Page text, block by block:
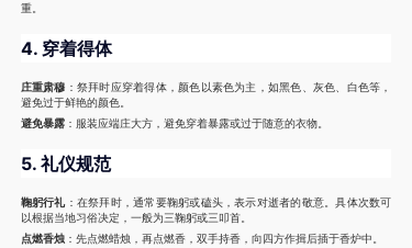
重。
4. 穿着得体
庄重肃穆 ：祭拜时应穿着得体，颜色以素色为主，如黑色、灰色、白色等，
避免过于鲜艳的颜色。
避免暴露：服装应端庄大方，避免穿着暴露或过于随意的衣物。
5. 礼仪规范
鞠躬行礼：在祭拜时，通常要鞠躬或磕头，表示对逝者的敬意。具体次数可
以根据当地习俗决定，一般为三鞠躬或三叩首。
点燃香烛：先点燃蜡烛，再点燃香，双手持香，向四方作揖后插于香炉中。